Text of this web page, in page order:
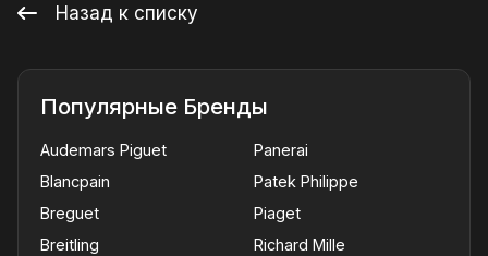
Назад к списку
Популярные Бренды
Audemars Piguet
Blancpain
Breguet
Breitling
Panerai
Patek Philippe
Piaget
Richard Mille